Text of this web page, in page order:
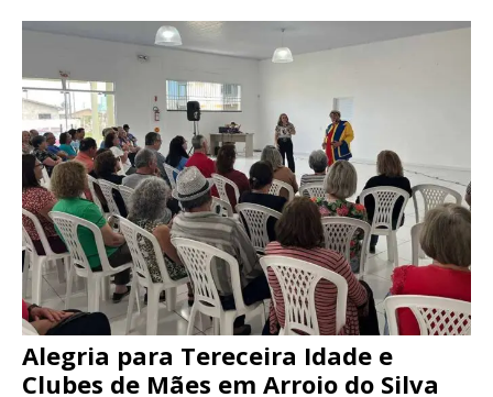
Alegria para Tereceira Idade e
Clubes de Mães em Arroio do Silva